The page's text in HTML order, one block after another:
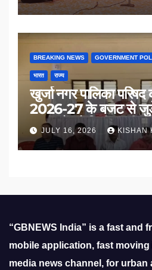
BREAKING NEWS GOVERNMENT
भारत राज्य
खुर्जा नगर पालिका परिषद
2026-27 के बजट से
प्रस्तावों को मिली मंजूरी
JULY 16, 2026 KISHAN
“GBNEWS India” is a fast and
mobile application, fast
media news channel, for urban